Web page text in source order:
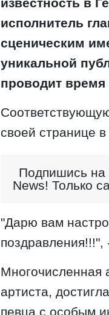
известность в
исполнитель
сценическим
уникальной
проводит
своей странице
Подпишись на
News! Только
"Дарю вам
Многочисленная
артиста,
певца с особым